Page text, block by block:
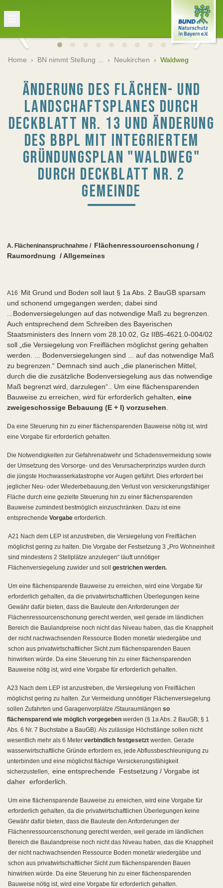
Home › BN nimmt Stellung ... › Neukirchen › Waldweg
ÄNDERUNG DES FLÄCHEN- UND
LANDSCHAFTSPLANES DURCH
DECKBLATT NR. 13 UND ÄNDERUNG
DES BBPL MIT INTEGRIERTEM
GRÜNDUNGSPLAN "WALDWEG"
DURCH DECKBLATT NR. 2
GEMEINDE
A. Flächeninanspruchnahme / Flächenressourcenschonung /
Raumordnung / Allgemeines
A16 Mit Grund und Boden soll laut § 1a Abs. 2 BauGB sparsam
und schonend umgegangen werden; dabei sind
...Bodenversiegelungen auf das notwendige Maß zu begrenzen.
Auch entsprechend dem Schreiben des Bayerischen
Staatsministers des Innern vom 28.10.02, Gz IIB5-4621.0-004/02
soll „die Versiegelung von Freiflächen möglichst gering gehalten
werden. ... Bodenversiegelungen sind ... auf das notwendige Maß
zu begrenzen.“ Demnach sind auch „die planerischen Mittel,
durch die die zusätzliche Bodenversiegelung aus das notwendige
Maß begrenzt wird, darzulegen“.. Um eine flächensparenden
Bauweise zu erreichen, wird für erforderlich gehalten, eine
zweigeschossige Bebauung (E + I) vorzusehen
Da eine Steuerung hin zu einer flächensparenden Bauweise nötig ist, wird
eine Vorgabe für erforderlich gehalten.
Die Notwendigkeiten zur Gefahrenabwehr und Schadensvermeidung sowie
der Umsetzung des Vorsorge- und des Verursacherprinzips wurden durch
die jüngste Hochwasserkatastrophe vor Augen geführt. Dies erfordert bei
jeglicher Neu- oder Wiederbebauung,den Verlust von versickerungsfähiger
Fläche durch eine gezielte Steuerung hin zu einer flächensparenden
Bauweise zumindest bestmöglich einzuschränken. Dazu ist eine
entsprechende Vorgabe erforderlich.
A21 Nach dem LEP ist anzustreben, die Versiegelung von Freiflächen
möglichst gering zu halten. Die Vorgabe der Festsetzung 3 „Pro Wohneinheit
sind mindestens 2 Stellplätze anzulegen“ läuft unnötiger
Flächenversiegelung zuwider und soll gestrichen werden.
Um eine flächensparende Bauweise zu erreichen, wird eine Vorgabe für
erforderlich gehalten, da die privatwirtschaftlichen Überlegungen keine
Gewähr dafür bieten, dass die Bauleute den Anforderungen der
Flächenressourcenschonung gerecht werden, weil gerade im ländlichen
Bereich die Baulandpreise noch nicht das Niveau haben, das die Knappheit
der nicht nachwachsenden Ressource Boden monetär wiedergäbe und
schon aus privatwirtschaftlicher Sicht zum flächensparenden Bauen
hinwirken würde. Da eine Steuerung hin zu einer flächensparenden
Bauweise nötig ist, wird eine Vorgabe für erforderlich gehalten.
A23 Nach dem LEP ist anzustreben, die Versiegelung von Freiflächen
möglichst gering zu halten. Zur Vermeidung unnötiger Flächenversiegelung
sollen Zufahrten und Garagenvorplätze /Stauraumlängen so
flächensparend wie möglich vorgegeben werden (§ 1a Abs. 2 BauGB; § 1
Abs. 6 Nr. 7 Buchstabe a BauGB). Als zulässige Höchstlänge sollen nicht
wesentlich mehr als 6 Meter verbindlich festgesetzt werden. Gerade
wasserwirtschaftliche Gründe erfordern es, jede Abflussbeschleunigung zu
unterbinden und eine möglichst flächige Versickerungsfähigkeit
sicherzustellen, eine entsprechende Festsetzung / Vorgabe ist
daher erforderlich.
Um eine flächensparende Bauweise zu erreichen, wird eine Vorgabe für
erforderlich gehalten, da die privatwirtschaftlichen Überlegungen keine
Gewähr dafür bieten, dass die Bauleute den Anforderungen der
Flächenressourcenschonung gerecht werden, weil gerade im ländlichen
Bereich die Baulandpreise noch nicht das Niveau haben, das die Knappheit
der nicht nachwachsenden Ressource Boden monetär wiedergäbe und
schon aus privatwirtschaftlicher Sicht zum flächensparenden Bauen
hinwirken würde. Da eine Steuerung hin zu einer flächensparenden
Bauweise nötig ist, wird eine Vorgabe für erforderlich gehalten.